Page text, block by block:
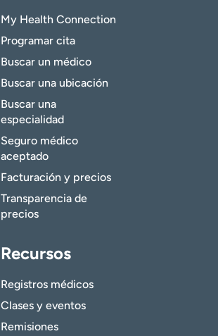
My Health Connection
Programar cita
Buscar un médico
Buscar una ubicación
Buscar una
especialidad
Seguro médico
aceptado
Facturación y precios
Transparencia de
precios
Recursos
Registros médicos
Clases y eventos
Remisiones